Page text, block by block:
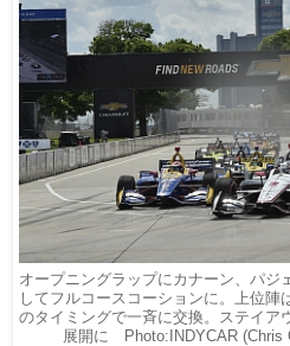
オープニングラップにカナーン、パジ
してフルコースコーションに。上位陣
のタイミングで一斉に交換。ステイア
展開に Photo:INDYCAR (Chris